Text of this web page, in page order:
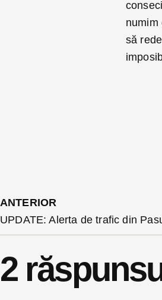
numim
să
ANTERIOR
2